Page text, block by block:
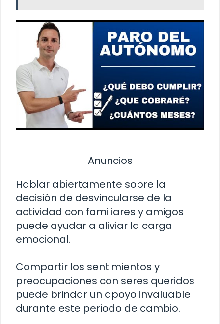
Anuncios
Hablar abiertamente sobre la
decisión de desvincularse de la
actividad con familiares y amigos
puede ayudar a aliviar la carga
emocional.
Compartir los sentimientos y
preocupaciones con seres queridos
puede brindar un apoyo invaluable
durante este periodo de cambio.